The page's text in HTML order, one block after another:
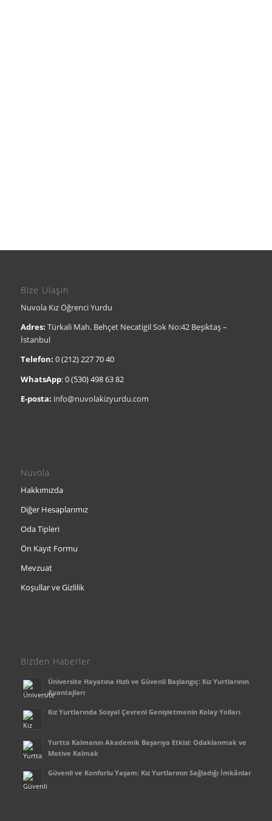
Bize Ulaşın
Nuvola Kız Öğrenci Yurdu
Adres: Türkali Mah. Behçet Necatigil Sok No:42 Beşiktaş –
İstanbul
Telefon: 0 (212) 227 70 40
WhatsApp:0 (530) 498 63 82
E-posta: info@nuvolakizyurdu.com
Nuvola
Hakkımızda
Diğer Hesaplarımız
Oda Tipleri
Ön Kayıt Formu
Mevzuat
Koşullar ve Gizlilik
Bizden Haberler
Üniversite Hayatına Hızlı ve Güvenli Başlangıç: Kız Yurtlarının
Avantajları
Kız Yurtlarında Sosyal Çevreni Genişletmenin Kolay Yolları
Yurtta Kalmanın Akademik Başarıya Etkisi: Odaklanmak ve
Motive Kalmak
Güvenli ve Konforlu Yaşam: Kız Yurtlarının Sağladığı İmkânlar